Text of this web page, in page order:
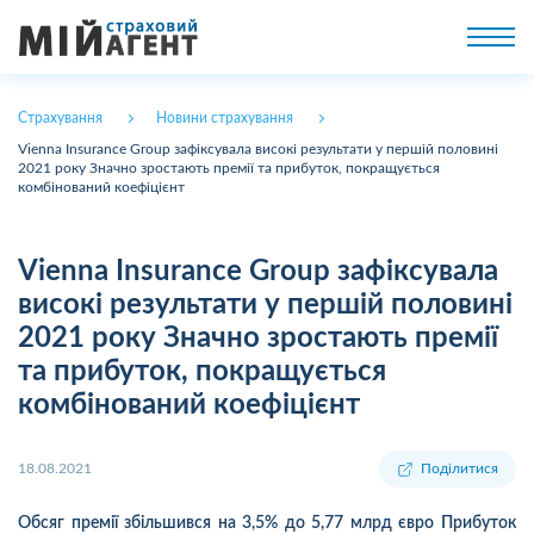
Страхування Новини страхування
Vienna Insurance Group зафіксувала високі результати у першій половині
2021 року Значно зростають премії та прибуток, покращується
комбінований коефіцієнт
Vienna Insurance Group зафіксувала
високі результати у першій половині
2021 року Значно зростають премії
та прибуток, покращується
комбінований коефіцієнт
18.08.2021 Поділитися
Обсяг премії збільшився на 3,5% до 5,77 млрд євро Прибуток